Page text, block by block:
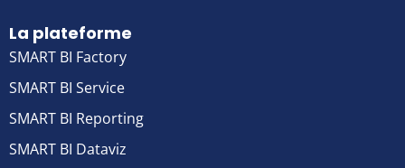
La plateforme
SMART BI Factory
SMART BI Service
SMART BI Reporting
SMART BI Dataviz